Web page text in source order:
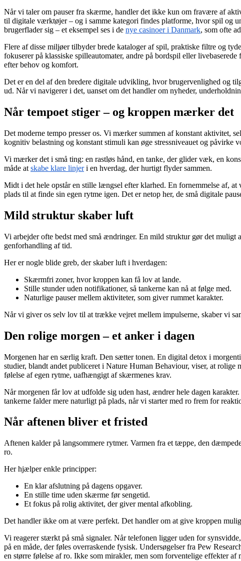
Når vi taler om pauser fra skærme, handler det ikke kun om fravære af
til digitale værktøjer – og i samme kategori findes platforme, hvor spil og
brugerflader sig – et eksempel ses i de nye casinoer i Danmark, som ofte
Flere af disse miljøer tilbyder brede kataloger af spil, praktiske filtre og
fokuserer på klassiske spilleautomater, andre på bordspil eller
efter behov og komfort.
Det er en del af den bredere digitale udvikling, hvor brugervenlighed og
ud. Når vi navigerer i det, uanset om det handler om nyheder,
Når tempoet stiger – og kroppen mærker det
Det moderne tempo presser os. Vi mærker summen af konstant aktivitet,
kognitiv belastning og konstant stimuli kan øge stressniveauet og
Vi mærker det i små ting: en rastløs hånd, en tanke, der glider væk, en
måde at skabe klare linjeri en hverdag, der hurtigt flyder sammen.
Midt i det hele opstår en stille længsel efter klarhed. En fornemmelse af,
plads til at finde sin egen rytme igen. Det er netop her, de små digitale
Mild struktur skaber luft
Vi arbejder ofte bedst med små ændringer. En mild struktur gør det muligt
genforhandling af tid.
Her er nogle blide greb, der skaber luft i hverdagen:
Skærmfri zoner, hvor kroppen kan få lov at lande.
Stille stunder uden notifikationer, så tankerne kan nå at følge med.
Naturlige pauser mellem aktiviteter, som giver rummet karakter.
Når vi giver os selv lov til at trække vejret mellem impulserne, skaber vi
Den rolige morgen – et anker i dagen
Morgenen har en særlig kraft. Den sætter tonen. En digital detox i
studier, blandt andet publiceret i Nature Human Behaviour, viser, at
følelse af egen rytme, uafhængigt af skærmenes krav.
Når morgenen får lov at udfolde sig uden hast, ændrer hele dagen
tankerne falder mere naturligt på plads, når vi starter med ro frem for
Når aftenen bliver et fristed
Aftenen kalder på langsommere rytmer. Varmen fra et tæppe, den
ro.
Her hjælper enkle principper:
En klar afslutning på dagens opgaver.
En stille time uden skærme før sengetid.
Et fokus på rolig aktivitet, der giver mental afkobling.
Det handler ikke om at være perfekt. Det handler om at give kroppen
Vi reagerer stærkt på små signaler. Når telefonen ligger uden for
på en måde, der føles overraskende fysisk. Undersøgelser fra Pew
en større følelse af ro. Ikke som mirakler, men som forventelige effekter